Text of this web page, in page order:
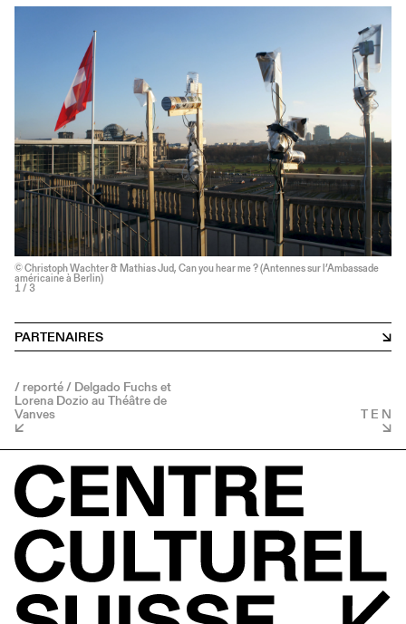
© Christoph Wachter & Mathias Jud, Can you hear me ? (Antennes sur l’Ambassade
américaine à Berlin)
1 / 3
PARTENAIRES
/ reporté / Delgado Fuchs et
Lorena Dozio au Théâtre de
Vanves T E N